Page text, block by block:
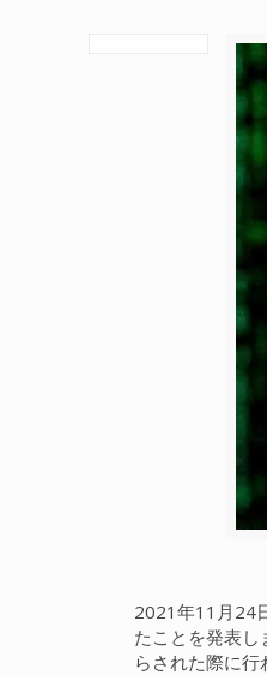
2021年11月24
たことを発表
らされた際に行